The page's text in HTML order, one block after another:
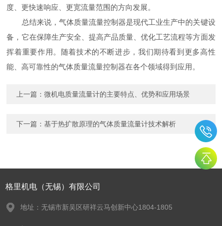
度、更快速响应、更宽流量范围的方向发展。
总结来说，气体质量流量控制器是现代工业生产中的关键设
备，它在保障生产安全、提高产品质量、优化工艺流程等方面发
挥着重要作用。随着技术的不断进步，我们期待看到更多高性
能、高可靠性的气体质量流量控制器在各个领域得到应用。
上一篇：微机电质量流量计的主要特点、优势和应用场景
下一篇：基于热扩散原理的气体质量流量计技术解析
格里机电（无锡）有限公司
地址：无锡市新吴区研祥云马创新中心1804-1805